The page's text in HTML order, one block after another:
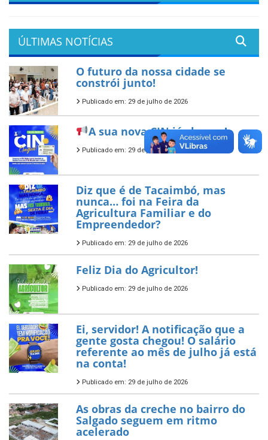
ÚLTIMAS NOTÍCIAS
O futuro da nossa cidade se
constrói junto!
Publicado em: 29 de julho de 2026
A sua nova CIN já chegou!
Publicado em: 29 de julho de 2026
Diz que é de Tacaimbó, mas
nunca… foi na Feira da
Agricultura Familiar e do
Empreendedor?
Publicado em: 29 de julho de 2026
Feliz Dia do Agricultor!
Publicado em: 29 de julho de 2026
Ei, servidor! A notificação que a
gente gosta chegou! O salário
referente ao mês de julho já está
na conta!
Publicado em: 29 de julho de 2026
As obras da creche no bairro do
Salgado seguem em ritmo
acelerado